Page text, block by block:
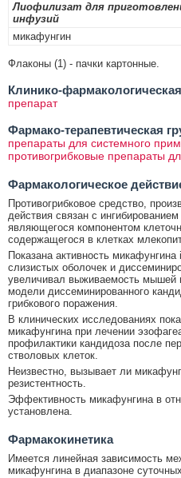
Лиофилизат для
инфузий
микафунгин
Флаконы (1) - пачки картонные.
Клинико-
препарат
Фармако-терапевтическая
препараты для системного
противогрибковые препараты
Фармакологическое
Противогрибковое средство,
действия связан с
являющегося компонентом
содержащегося в клетках
Показана активность
слизистых оболочек и
увеличивал выживаемость мышей
модели диссеминированного
грибкового поражения.
В клинических исследованиях
микафунгина при лечении
профилактики кандидоза после
стволовых клеток.
Неизвестно, вызывает ли
резистентность.
Эффективность микафунгина в
установлена.
Фармакокинетика
Имеется линейная зависимость
микафунгина в диапазоне